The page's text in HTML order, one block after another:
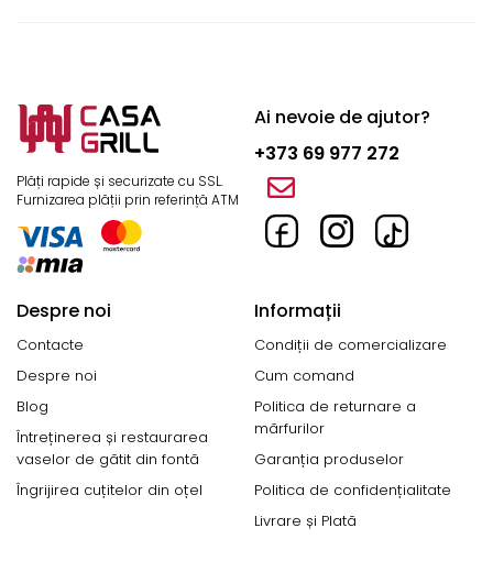
Plăți rapide și securizate cu SSL.
Furnizarea plății prin referință ATM
Ai nevoie de ajutor?
+373 69 977 272
Despre noi
Contacte
Despre noi
Blog
Întreținerea și restaurarea
vaselor de gătit din fontă
Îngrijirea cuțitelor din oțel
Informații
Condiții de comercializare
Cum comand
Politica de returnare a
mărfurilor
Garanția produselor
Politica de confidențialitate
Livrare și Plată